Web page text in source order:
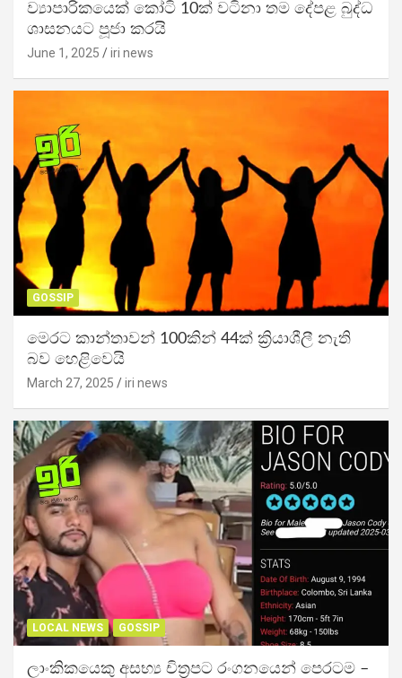
ව්‍යාපාරිකයෙක් කෝටි 10ක් වටිනා තම දේපළ බුද්ධ
ශාසනයට පූජා කරයි
June 1, 2025 iri news
GOSSIP
මෙරට කාන්තාවන් 100කින් 44ක් ක්‍රියාශීලී නැති
බව හෙළිවෙයි
March 27, 2025 iri news
LOCAL NEWS GOSSIP
ලාංකිකයෙකු අසභ්‍ය චිත්‍රපට රංගනයෙන් පෙරටම –